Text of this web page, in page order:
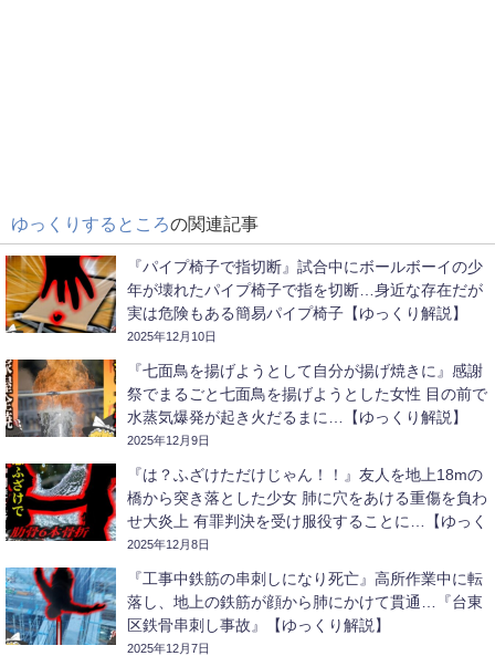
ゆっくりするところの関連記事
『パイプ椅子で指切断』試合中にボールボーイの少
年が壊れたパイプ椅子で指を切断…身近な存在だが
実は危険もある簡易パイプ椅子【ゆっくり解説】
2025年12月10日
『七面鳥を揚げようとして自分が揚げ焼きに』感謝
祭でまるごと七面鳥を揚げようとした女性 目の前で
水蒸気爆発が起き火だるまに…【ゆっくり解説】
2025年12月9日
『は？ふざけただけじゃん！！』友人を地上18mの
橋から突き落とした少女 肺に穴をあける重傷を負わ
せ大炎上 有罪判決を受け服役することに…【ゆっく
り解説】
2025年12月8日
『工事中鉄筋の串刺しになり死亡』高所作業中に転
落し、地上の鉄筋が顔から肺にかけて貫通…『台東
区鉄骨串刺し事故』【ゆっくり解説】
2025年12月7日